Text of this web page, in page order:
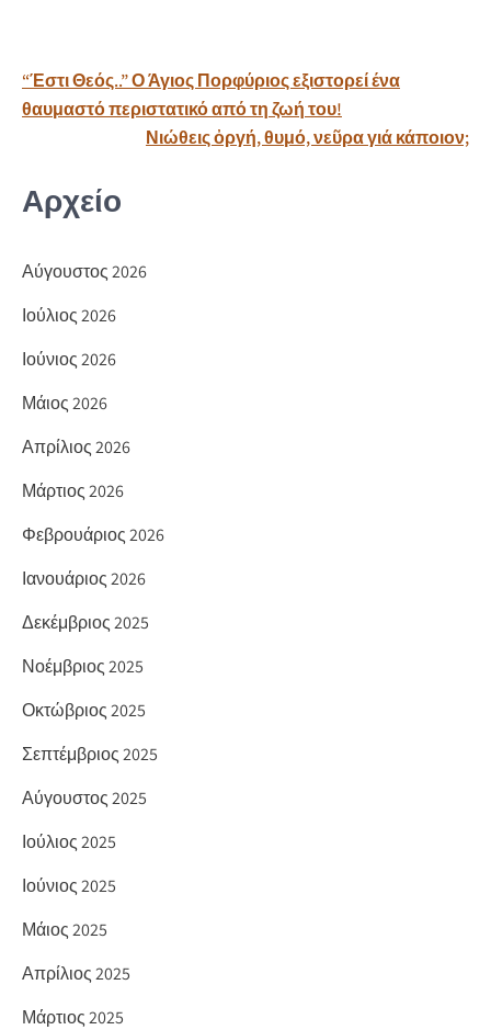
k τε
ίτ
Πλοήγηση
άρθρων
“Έστι Θεός..” Ο Άγιος Πορφύριος εξιστορεί ένα
θαυμαστό περιστατικό από τη ζωή του!
Νιώθεις ὀργή, θυμό, νεῦρα γιά κάποιον;
Αρχείο
Αύγουστος 2026
Ιούλιος 2026
Ιούνιος 2026
Μάιος 2026
Απρίλιος 2026
Μάρτιος 2026
Φεβρουάριος 2026
Ιανουάριος 2026
Δεκέμβριος 2025
Νοέμβριος 2025
Οκτώβριος 2025
Σεπτέμβριος 2025
Αύγουστος 2025
Ιούλιος 2025
Ιούνιος 2025
Μάιος 2025
Απρίλιος 2025
Μάρτιος 2025